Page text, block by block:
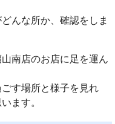
んな所か、確認をしま
南店のお店に足を運ん
す場所と様子を見れ
ます。